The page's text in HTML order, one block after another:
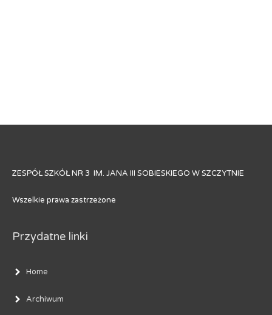
ZESPÓŁ SZKÓŁ NR 3 IM. JANA III SOBIESKIEGO W SZCZYTNIE
Wszelkie prawa zastrzeżone
Przydatne linki
Home
Archiwum